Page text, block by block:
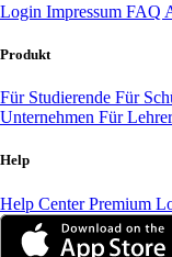
Login Impressum FAQ
Produkt
Für Studierende Für
Unternehmen Für
Help
Help CenterPremium